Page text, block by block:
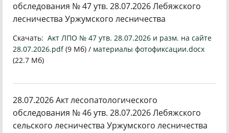
обследования № 47 утв. 28.07.2026 Лебяжского
лесничества Уржумского лесничества
Скачать: Акт ЛПО № 47 утв. 28.07.2026 и разм. на сайте
28.07.2026.pdf(9 Мб) / материалы фотофиксации.docx
(22.7 Мб)
28.07.2026 Акт лесопатологического
обследования № 46 утв. 28.07.2026 Лебяжского
сельского лесничества Уржумского лесничества